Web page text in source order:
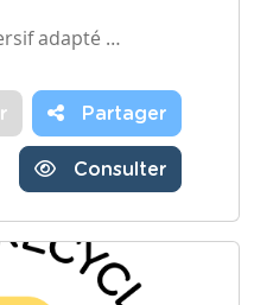
adapté …
Partager
Consulter